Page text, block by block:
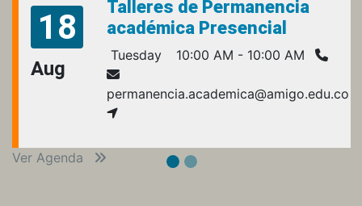
18
Aug
Talleres de Permanencia
académica Presencial
Tuesday 10:00 AM - 10:00 AM
permanencia.academica@amigo.edu.co
Ver Agenda